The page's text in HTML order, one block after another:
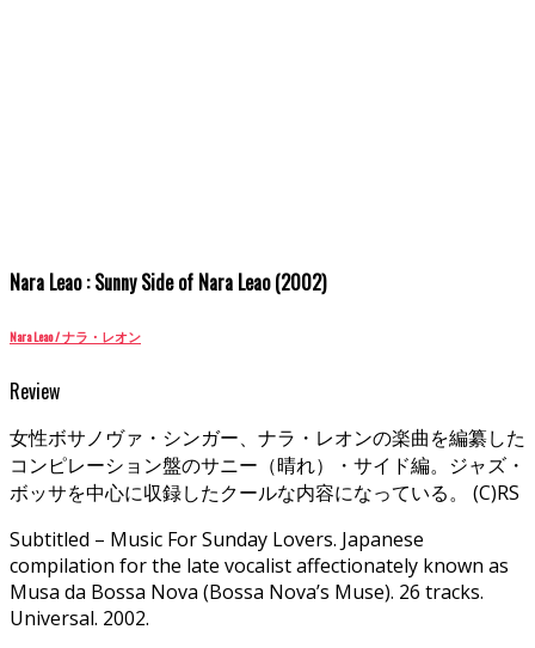
Nara Leao : Sunny Side of Nara Leao (2002)
Nara Leao / ナラ・レオン
Review
女性ボサノヴァ・シンガー、ナラ・レオンの楽曲を編纂した
コンピレーション盤のサニー（晴れ）・サイド編。ジャズ・
ボッサを中心に収録したクールな内容になっている。 (C)RS
Subtitled – Music For Sunday Lovers. Japanese
compilation for the late vocalist affectionately known as
Musa da Bossa Nova (Bossa Nova’s Muse). 26 tracks.
Universal. 2002.